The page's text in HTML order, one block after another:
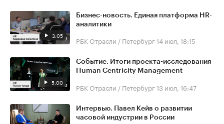
3:05
Бизнес-новость. Единая платформа HR-
аналитики
РБК Отрасли / Петербург14 июл, 18:15
5:00
Событие. Итоги проекта-исследования
Human Centricity Management
РБК Отрасли / Петербург13 июл, 16:47
Интервью. Павел Кейв о развитии
часовой индустрии в России